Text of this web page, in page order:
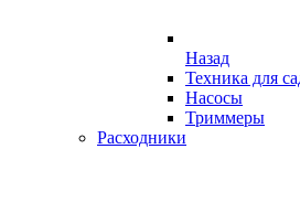
Назад
Техника для
Насосы
Триммеры
Расходники